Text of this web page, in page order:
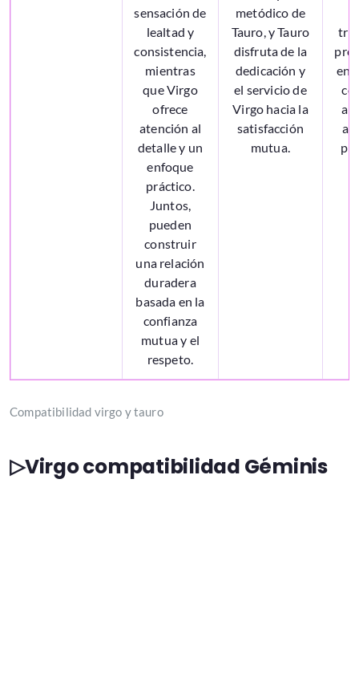
sensación de
lealtad y
consistencia,
mientras
que Virgo
ofrece
atención al
detalle y un
enfoque
práctico.
Juntos,
pueden
construir
una relación
duradera
basada en la
confianza
mutua y el
respeto.
metódico de
Tauro, y Tauro
disfruta de la
dedicación y
el servicio de
Virgo hacia la
satisfacción
mutua.
Compatibilidad virgo y tauro
▷Virgo compatibilidad Géminis